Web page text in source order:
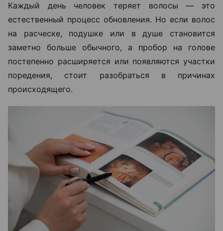
Каждый день человек теряет волосы — это
естественный процесс обновления. Но если волос
на расческе, подушке или в душе становится
заметно больше обычного, а пробор на голове
постепенно расширяется или появляются участки
поредения, стоит разобраться в причинах
происходящего.